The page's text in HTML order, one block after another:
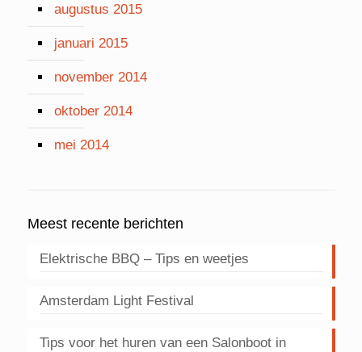
augustus 2015
januari 2015
november 2014
oktober 2014
mei 2014
Meest recente berichten
Elektrische BBQ – Tips en weetjes
Amsterdam Light Festival
Tips voor het huren van een Salonboot in